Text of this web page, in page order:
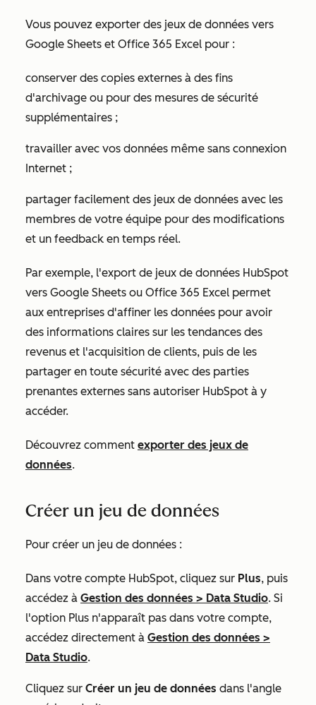
Vous pouvez exporter des jeux de données vers
Google Sheets et Office 365 Excel pour :
conserver des copies externes à des fins
d'archivage ou pour des mesures de sécurité
supplémentaires ;
travailler avec vos données même sans connexion
Internet ;
partager facilement des jeux de données avec les
membres de votre équipe pour des modifications
et un feedback en temps réel.
Par exemple, l'export de jeux de données HubSpot
vers Google Sheets ou Office 365 Excel permet
aux entreprises d'affiner les données pour avoir
des informations claires sur les tendances des
revenus et l'acquisition de clients, puis de les
partager en toute sécurité avec des parties
prenantes externes sans autoriser HubSpot à y
accéder.
Découvrez comment exporter des jeux de
données.
Créer un jeu de données
Pour créer un jeu de données :
Dans votre compte HubSpot, cliquez sur Plus, puis
accédez à Gestion des données > Data Studio. Si
l'option Plus n'apparaît pas dans votre compte,
accédez directement à Gestion des données >
Data Studio.
Cliquez sur Créer un jeu de données dans l'angle